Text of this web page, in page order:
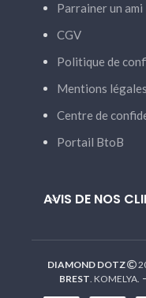
Parrainer un ami
CGV
Politique de
Mentions légales
Centre de
Portail BtoB
AVIS DE NOS
DIAMOND DOTZ
BREST. KOMELYA. -